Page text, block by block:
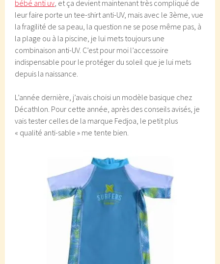
bébé anti uv, et ça devient maintenant très compliqué de
leur faire porte un tee-shirt anti-UV, mais avec le 3ème, vue
la fragilité de sa peau, la question ne se pose même pas, à
la plage ou à la piscine, je lui mets toujours une
combinaison anti-UV. C’est pour moi l’accessoire
indispensable pour le protéger du soleil que je lui mets
depuis la naissance.
L’année dernière, j’avais choisi un modèle basique chez
Décathlon. Pour cette année, après des conseils avisés, je
vais tester celles de la marque Fedjoa, le petit plus
« qualité anti-sable » me tente bien.